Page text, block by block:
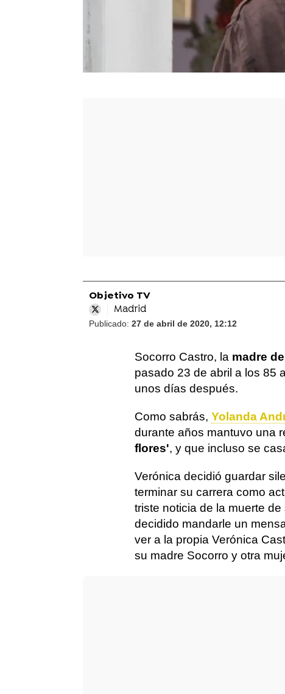
Objetivo TV
Madrid
Publicado: 27 de abril de 2020, 12:12
Socorro Castro, la madre
pasado 23 de abril a los 85
unos días después.
Como sabrás, Yolanda
durante años mantuvo una
flores', y que incluso se
Verónica decidió guardar
terminar su carrera como
triste noticia de la muerte
decidido mandarle un
ver a la propia Verónica
su madre Socorro y otra